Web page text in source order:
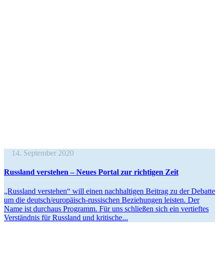
14. September 2020
Russland verstehen – Neues Portal zur rich­ti­gen Zeit
„Russland verstehen“ will einen nachhal­tigen Beitrag zu der Debatte
um die deutsch/­eu­ro­­päisch-russi­­schen Bezie­hungen leisten. Der
Name ist durchaus Programm. Für uns schlie­ßen sich ein ver­tief­tes
Ver­ständ­nis für Russ­land und kritische...